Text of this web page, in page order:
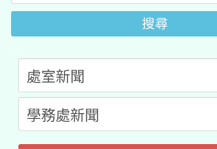
接種對象擴大為「滿6
接種之民眾」措施，延
月28日止
搜尋